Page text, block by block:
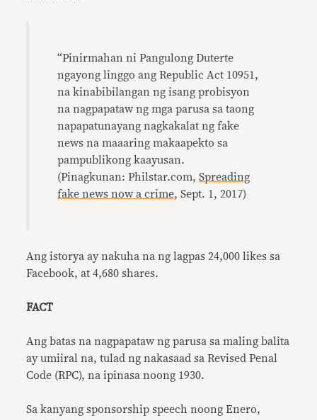
“Pinirmahan ni Pangulong Duterte
ngayong linggo ang Republic Act 10951,
na kinabibilangan ng isang probisyon
na nagpapataw ng mga parusa sa taong
napapatunayang nagkakalat ng fake
news na maaaring makaapekto sa
pampublikong kaayusan.
(Pinagkunan: Philstar.com,Spreading
fake news now a crime, Sept. 1, 2017)
Ang istorya ay nakuha na ng lagpas 24,000 likes sa
Facebook, at 4,680 shares.
FACT
Ang batas na nagpapataw ng parusa sa maling balita
ay umiiral na, tulad ng nakasaad sa Revised Penal
Code (RPC), na ipinasa noong 1930.
Sa kanyang sponsorship speech noong Enero,